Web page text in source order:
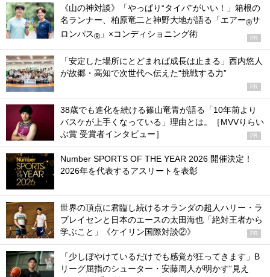
《山の神対談》「やっぱり“タイパ”がいい！」箱根の
名ランナー、柏原竜二と神野大地が語る「エアー®サ
ロンパス® 」×コンディショニング術 PR
「安定した場所にとどまれば成長は止まる」西内悠人
が故郷・高知で次世代へ伝えた“挑戦する力”
PR
38歳でも進化を続ける篠山竜青が語る「10年前より
バスケが上手くなっている」理由とは。［MVVりらい
ぶ賞 受賞者インタビュー］
PR
Number SPORTS OF THE YEAR 2026 開催決定！
2026年を代表するアスリートを表彰
世界の頂点に君臨し続けるオランダの超人ハリー・ラ
ブレイセンと日本のエースの太田海也「絶対王者から
学ぶこと」《ケイリン国際対談②》
PR
「少しぼやけているだけでも感覚が狂ってきます」B
リーグ屈指のシューター・安藤周人が明かす“見え